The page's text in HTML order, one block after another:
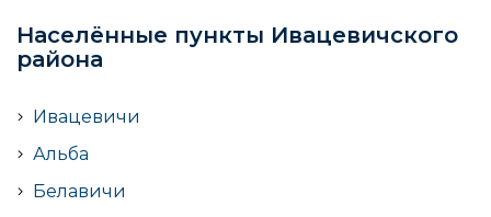
Населённые пункты Ивацевичского
районa
Ивацевичи
Альба
Белавичи